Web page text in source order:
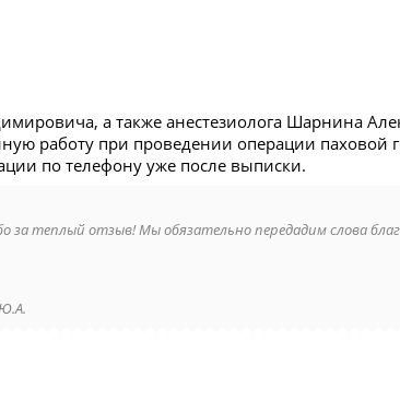
а также анестезиолога Шарнина
работу при проведении операции паховой
по телефону уже после выписки.
за теплый отзыв! Мы обязательно передадим слова